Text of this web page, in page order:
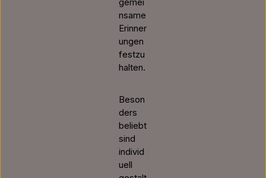
gemei
nsame
Erinner
ungen
festzu
halten.
Beson
ders
beliebt
sind
individ
uell